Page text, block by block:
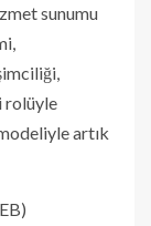
sunumu
rolüyle
artık